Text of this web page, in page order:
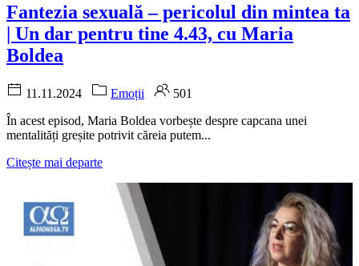
Fantezia sexuală – pericolul din mintea ta
| Un dar pentru tine 4.43, cu Maria
Boldea
11.11.2024 Emoții
501
În acest episod, Maria Boldea vorbește despre capcana unei
mentalități greșite potrivit căreia putem...
Citește mai departe